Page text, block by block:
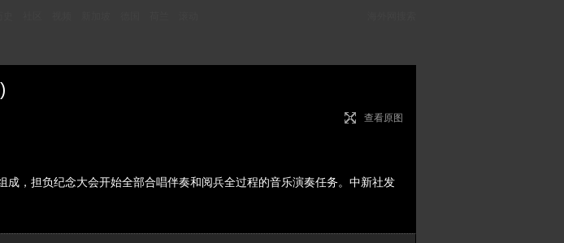
查看原图
，担负纪念大会开始全部合唱伴奏和阅兵全过程的音乐演奏任务。中新社发